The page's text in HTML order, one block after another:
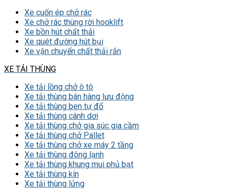
Xe cuốn ép chở rác
Xe chở rác thùng rời hooklift
Xe bồn hút chất thải
Xe quét đường hút bụi
Xe vận chuyển chất thải rắn
XE TẢI THÙNG
Xe tải lồng chở ô tô
Xe tải thùng bán hàng lưu động
Xe tải thùng ben tự đổ
Xe tải thùng cánh dơi
Xe tải thùng chở gia súc gia cầm
Xe tải thùng chở Pallet
Xe tải thùng chở xe máy 2 tầng
Xe tải thùng đông lạnh
Xe tải thùng khung mui phủ bạt
Xe tải thùng kín
Xe tải thùng lửng